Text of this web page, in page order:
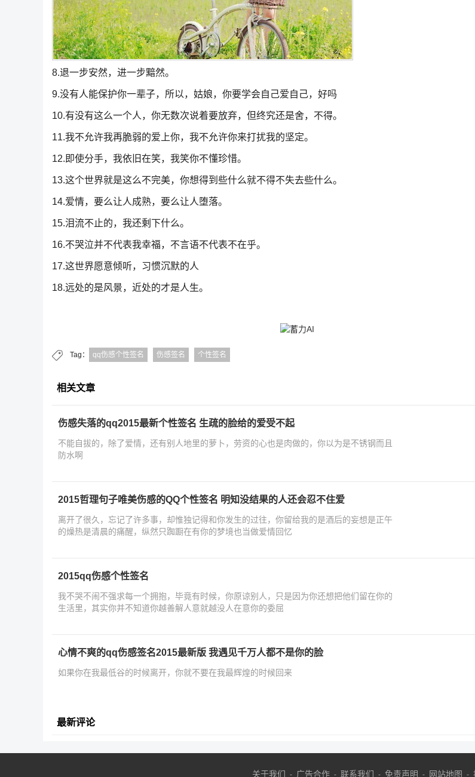
8.退一步安然，进一步黯然。
9.没有人能保护你一辈子，所以，姑娘，你要学会自己爱自己，好吗
10.有没有这么一个人，你无数次说着要放弃，但终究还是舍，不得。
11.我不允许我再脆弱的爱上你，我不允许你来打扰我的坚定。
12.即使分手，我依旧在笑，我笑你不懂珍惜。
13.这个世界就是这么不完美，你想得到些什么就不得不失去些什么。
14.爱情，要么让人成熟，要么让人堕落。
15.泪流不止的，我还剩下什么。
16.不哭泣并不代表我幸福，不言语不代表不在乎。
17.这世界愿意倾听，习惯沉默的人
18.远处的是风景，近处的才是人生。
Tag： qq伤感个性签名 伤感签名 个性签名
相关文章
伤感失落的qq2015最新个性签名 生疏的脸给的爱受不起
不能自拔的，除了爱情，还有别人地里的萝卜，劳资的心也是肉做的，你以为是不锈钢而且
防水啊
2015哲理句子唯美伤感的QQ个性签名 明知没结果的人还会忍不住爱
离开了很久，忘记了许多事，却惟独记得和你发生的过往，你留给我的是酒后的妄想是正午
的燥热是清晨的痛醒，纵然只踟蹰在有你的梦境也当做爱情回忆
2015qq伤感个性签名
我不哭不闹不强求每一个拥抱，毕竟有时候，你原谅别人，只是因为你还想把他们留在你的
生活里，其实你并不知道你越善解人意就越没人在意你的委屈
心情不爽的qq伤感签名2015最新版 我遇见千万人都不是你的脸
如果你在我最低谷的时候离开，你就不要在我最辉煌的时候回来
最新评论
关于我们 - 广告合作 - 联系我们 - 免责声明 - 网站地图 -